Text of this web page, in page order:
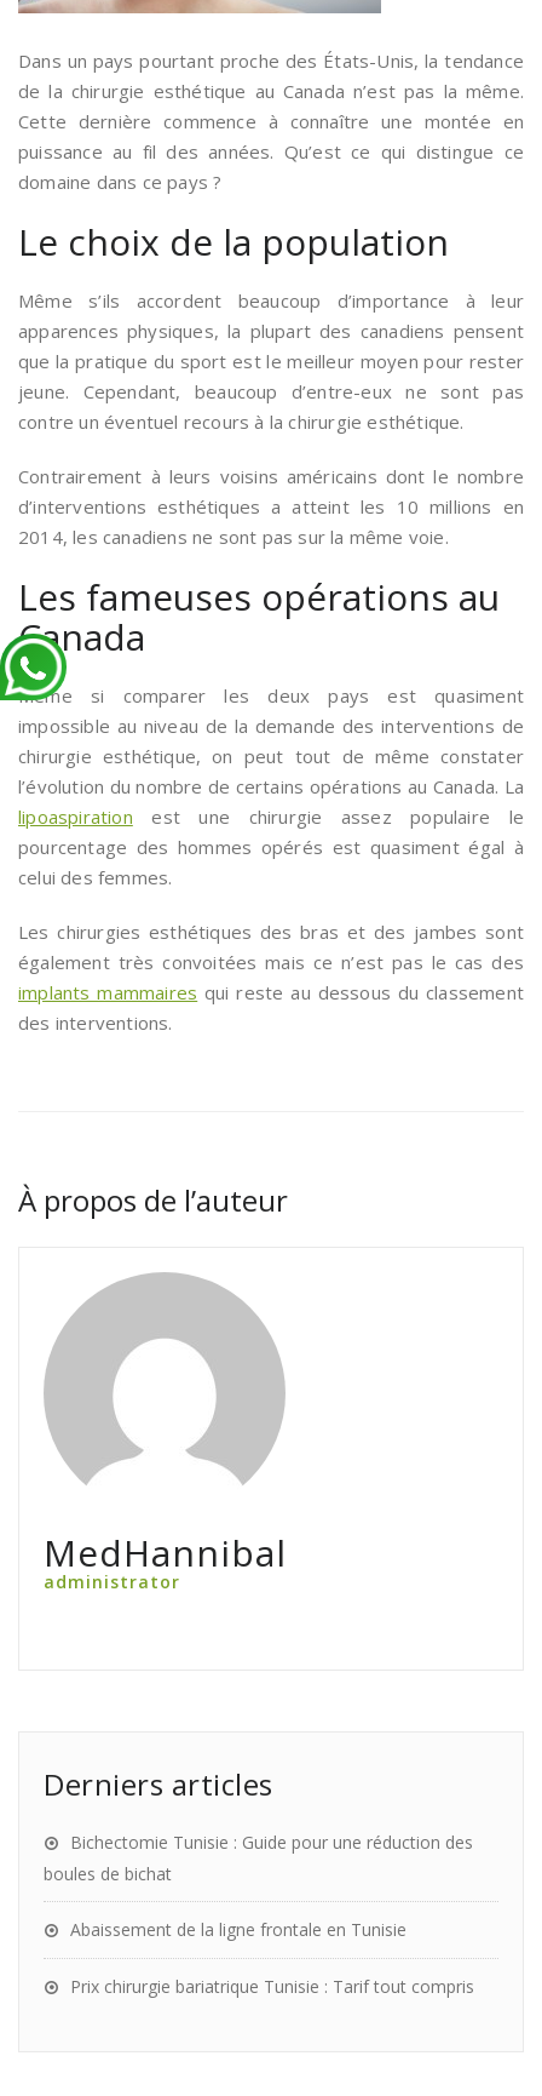
Dans un pays pourtant proche des États-Unis, la tendance
de la chirurgie esthétique au Canada n’est pas la même.
Cette dernière commence à connaître une montée en
puissance au fil des années. Qu’est ce qui distingue ce
domaine dans ce pays ?
Le choix de la population
Même s’ils accordent beaucoup d’importance à leur
apparences physiques, la plupart des canadiens pensent
que la pratique du sport est le meilleur moyen pour rester
jeune. Cependant, beaucoup d’entre-eux ne sont pas
contre un éventuel recours à la chirurgie esthétique.
Contrairement à leurs voisins américains dont le nombre
d’interventions esthétiques a atteint les 10 millions en
2014, les canadiens ne sont pas sur la même voie.
Les fameuses opérations au
Canada
Même si comparer les deux pays est quasiment
impossible au niveau de la demande des interventions de
chirurgie esthétique, on peut tout de même constater
l’évolution du nombre de certains opérations au Canada. La
lipoaspiration est une chirurgie assez populaire le
pourcentage des hommes opérés est quasiment égal à
celui des femmes.
Les chirurgies esthétiques des bras et des jambes sont
également très convoitées mais ce n’est pas le cas des
implants mammaires qui reste au dessous du classement
des interventions.
À propos de l’auteur
MedHannibal
administrator
Derniers articles
Bichectomie Tunisie : Guide pour une réduction des
boules de bichat
Abaissement de la ligne frontale en Tunisie
Prix chirurgie bariatrique Tunisie : Tarif tout compris